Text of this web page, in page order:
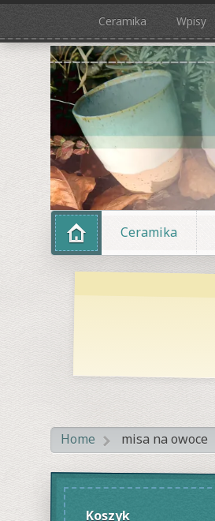
Ceramika Wpisy
Ceramika
Home > misa na owoce
Koszyk